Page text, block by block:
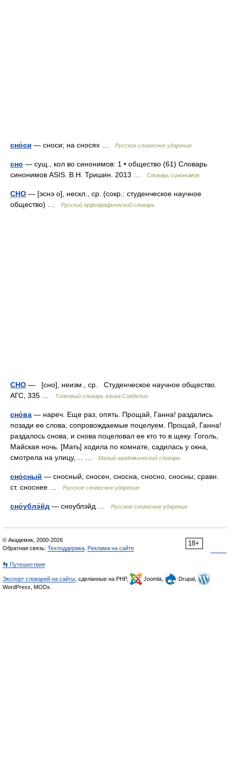
сно́си — сноси; на сносях … Русское словесное ударение
сно — сущ., кол во синонимов: 1 • общество (61) Словарь
синонимов ASIS. В.Н. Тришин. 2013 …
Словарь синонимов
СНО — [эснэ о], нескл., ср. (сокр.: студенческое научное
общество) …
Русский орфографический словарь
СНО — [сно], неизм., ср. Студенческое научное общество.
АГС, 335 …
Толковый словарь языка Совдепии
сно́ва — нареч. Еще раз, опять. Прощай, Ганна! раздались
позади ее слова, сопровождаемые поцелуем. Прощай, Ганна!
раздалось снова, и снова поцеловал ее кто то в щеку. Гоголь,
Майская ночь. [Мать] ходила по комнате, садилась у окна,
смотрела на улицу,… …
Малый академический словарь
сно́сный — сносный, сносен, сносна, сносно, сносны; сравн.
ст. сноснее …
Русское словесное ударение
сно́ублэ́йд — сноублэйд … Русское словесное ударение
18+
© Академик, 2000-2026
Обратная связь: Техподдержка Реклама на сайте
👣 Путешествия
Экспорт словарей на сайты , сделанные на PHP, Joomla,
Drupal,
WordPress, MODx.